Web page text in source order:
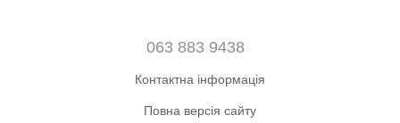
063 883 9438
Контактна інформація
Повна версія сайту